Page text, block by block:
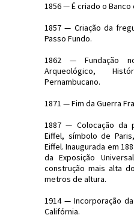
1856 — É criado o Banco
1857 — Criação da
Passo Fundo.
1862 — Fundação
Arqueológico,
Pernambucano.
1871 — Fim da Guerra
1887 — Colocação da
Eiffel, símbolo de
Eiffel. Inaugurada em
da Exposição
construção mais alta
metros de altura.
1914 — Incorporação
Califórnia.